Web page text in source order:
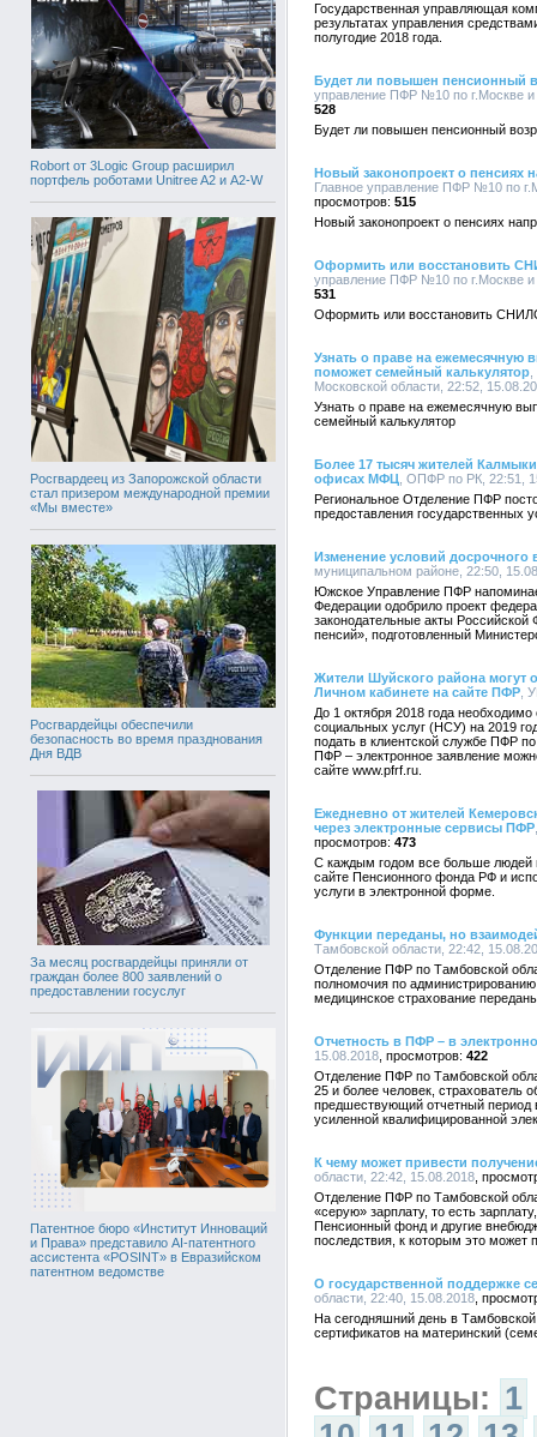
Robort от 3Logic Group расширил
портфель роботами Unitree A2 и A2-W
Росгвардеец из Запорожской области
стал призером международной премии
«Мы вместе»
Росгвардейцы обеспечили
безопасность во время празднования
Дня ВДВ
За месяц росгвардейцы приняли от
граждан более 800 заявлений о
предоставлении госуслуг
Патентное бюро «Институт Инноваций
и Права» представило AI-патентного
ассистента «POSINT» в Евразийском
патентном ведомстве
Государственная управляющая
результатах управления
полугодие 2018 года.
Будет ли повышен пенсионный
управление ПФР №10 по г.Москве и
528
Будет ли повышен пенсионный
Новый законопроект о пенсиях
Главное управление ПФР №10 по
515
Новый законопроект о пенсиях
Оформить или восстановить
управление ПФР №10 по г.Москве и
531
Оформить или восстановить
Узнать о праве на ежемесячную
поможет семейный калькулятор
Московской области, 22:52,
Узнать о праве на ежемесячную
семейный калькулятор
Более 17 тысяч жителей
офисах МФЦ , ОПФР по РК, 22:51,
Региональное Отделение ПФР
предоставления государственных
Изменение условий досрочного
муниципальном районе, 22:50,
Южское Управление ПФР
Федерации одобрило проект
законодательные акты
пенсий», подготовленный
Жители Шуйского района могут
Личном кабинете на сайте ПФР ,
До 1 октября 2018 года
социальных услуг (НСУ) на 2019
подать в клиентской службе ПФР
ПФР – электронное заявление
сайте www.pfrf.ru.
Ежедневно от жителей
через электронные сервисы ПФР
473
С каждым годом все больше людей
сайте Пенсионного фонда РФ и
услуги в электронной форме.
Функции переданы, но
Тамбовской области, 22:42,
Отделение ПФР по Тамбовской
полномочия по
медицинское страхование
Отчетность в ПФР – в
15.08.2018
422
Отделение ПФР по Тамбовской
25 и более человек, страхователь
предшествующий отчетный период
усиленной квалифицированной
К чему может привести
области, 22:42, 15.08.2018
Отделение ПФР по Тамбовской
«серую» зарплату, то есть
Пенсионный фонд и другие
последствия, к которым это может
О государственной поддержке
области, 22:40, 15.08.2018
На сегодняшний день в
сертификатов на материнский
Страницы: 1